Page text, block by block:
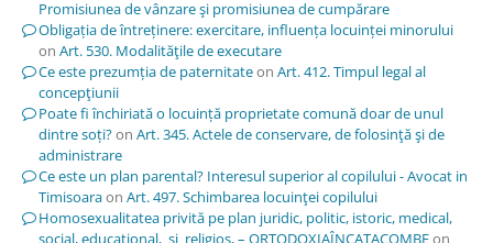
Promisiunea de vânzare şi promisiunea de cumpărare
Obligația de întreținere: exercitare, influența locuinței minorului
on Art. 530. Modalităţile de executare
Ce este prezumția de paternitateon Art. 412. Timpul legal al
concepţiunii
Poate fi închiriată o locuință proprietate comună doar de unul
dintre soți?on Art. 345. Actele de conservare, de folosinţă şi de
administrare
Ce este un plan parental? Interesul superior al copilului - Avocat in
Timisoaraon Art. 497. Schimbarea locuinţei copilului
Homosexualitatea privită pe plan juridic, politic, istoric, medical,
social, educațional, și religios, – ORTODOXIAÎNCATACOMBEon